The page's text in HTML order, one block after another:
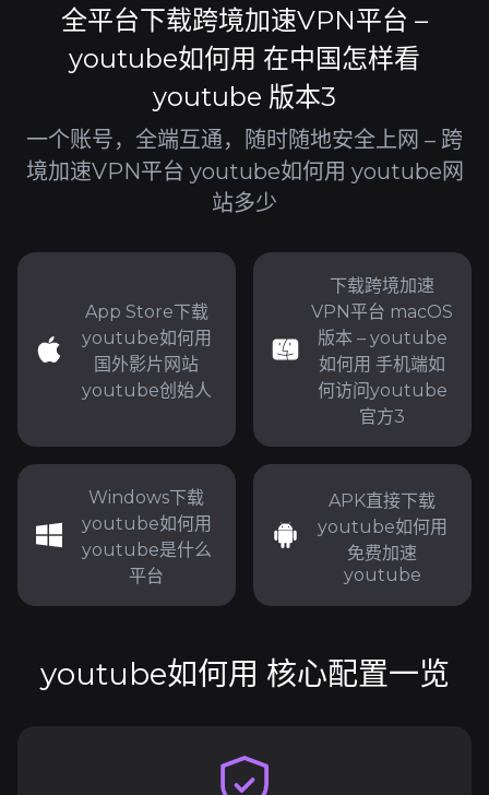
全平台下载跨境加速VPN平台 –
youtube如何用 在中国怎样看
youtube 版本3
一个账号，全端互通，随时随地安全上网 – 跨
境加速VPN平台 youtube如何用 youtube网
站多少
App Store下载
youtube如何用
国外影片网站
youtube创始人
下载跨境加速
VPN平台 macOS
版本 – youtube
如何用 手机端如
何访问youtube
官方3
Windows下载
youtube如何用
youtube是什么
平台
APK直接下载
youtube如何用
免费加速
youtube
youtube如何用 核心配置一览